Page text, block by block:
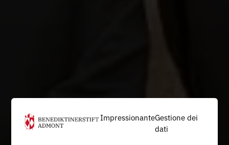
ImpressionanteGestione dei
dati